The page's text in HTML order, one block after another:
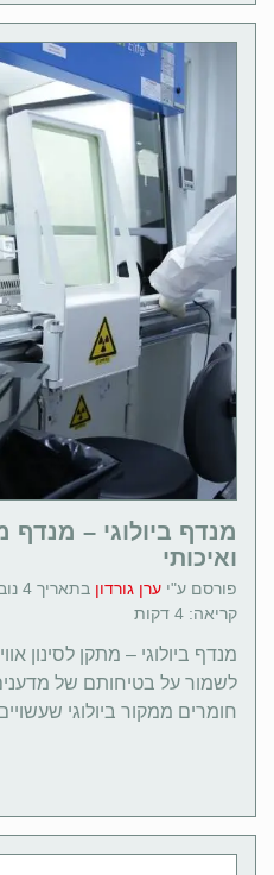
מנדף ביולוגי –
ואיכותי
פורסם ע"י ערן גורדון
קריאה: 4 דקות
מנדף ביולוגי – מתקן לסינון
לשמור על בטיחותם של מדענים
חומרים ממקור ביולוגי